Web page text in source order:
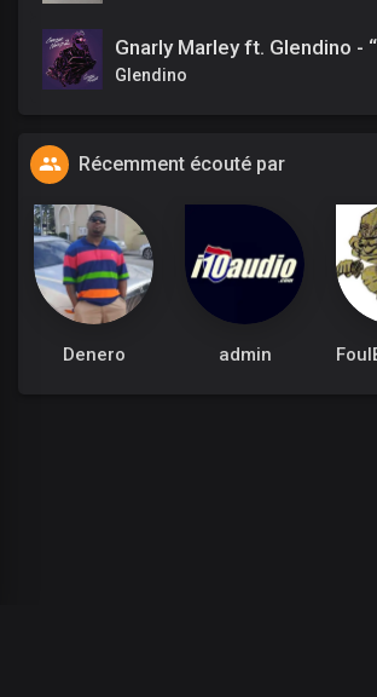
Glendino
Récemment écouté par
Denero admin